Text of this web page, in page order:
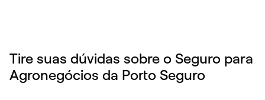
Tire suas dúvidas sobre o Seguro para
Agronegócios da Porto Seguro